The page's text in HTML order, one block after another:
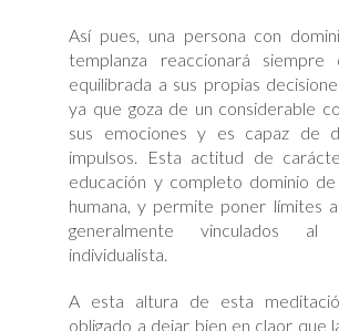
Así pues, una persona con
templanza reaccionará siempre
equilibrada a sus propias
ya que goza de un considerable
sus emociones y es capaz de
impulsos. Esta actitud de
educación y completo dominio
humana, y permite poner límites
generalmente vinculados al
individualista.
A esta altura de esta
obligado a dejar bien en claor que